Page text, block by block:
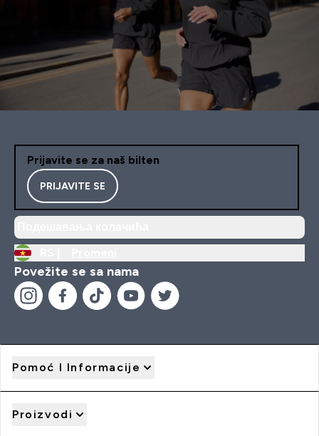
Prijavite se za naš bilten
PRIJAVITE SE
Povežite se sa nama
Pomoć I Informacije
Proizvodi